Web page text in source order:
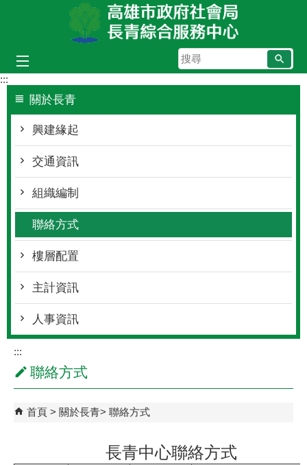
跳到主要內容區塊
搜
尋
:::
關於長青
興建緣起
交通資訊
組織編制
聯絡方式
樓層配置
主計資訊
人事資訊
:::
聯絡方式
首頁 關於長青 聯絡方式
長青中心聯絡方式